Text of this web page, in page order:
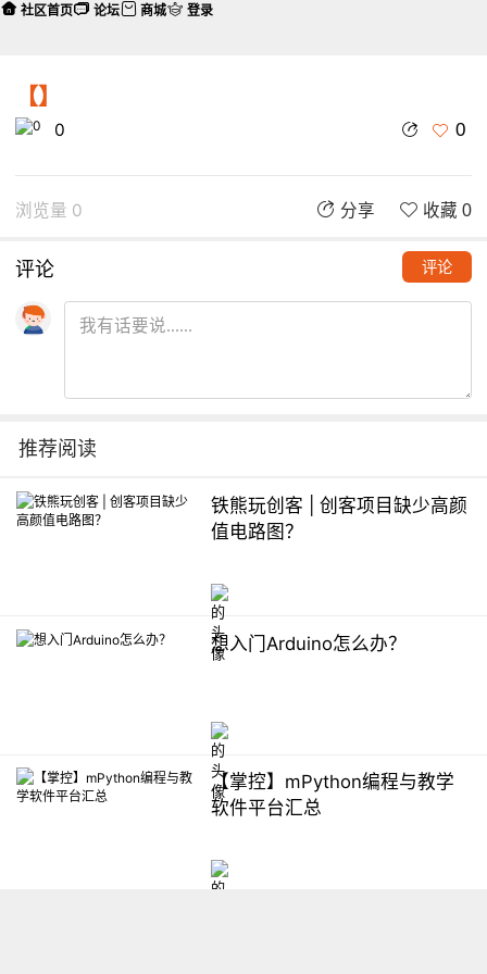
【】
0 0
浏览量 0 分享 收藏 0
评论 评论
推荐阅读
铁熊玩创客 | 创客项目缺少高颜
值电路图？
想入门Arduino怎么办？
【掌控】mPython编程与教学
软件平台汇总
社区首页 论坛 商城 登录